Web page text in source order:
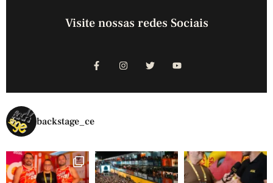
Visite nossas redes Sociais
backstage_ce